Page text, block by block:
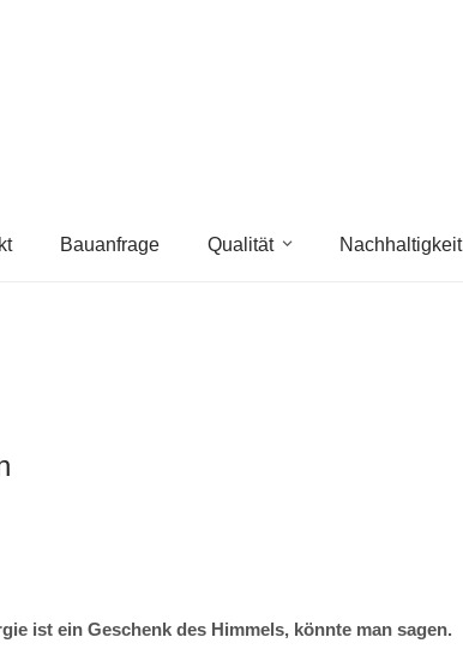
Bauanfrage Qualität Nachhaltigkeit
ist ein Geschenk des Himmels, könnte man sagen.